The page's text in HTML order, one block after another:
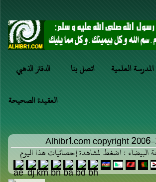
الدفتر الذهبي اتصل بنا المدرسة العلمية
العقيدة الصحيحة
Alhibr1.com copyright
البيضاء : اضغط لمشاهدة إحصائيات هذا اليوم